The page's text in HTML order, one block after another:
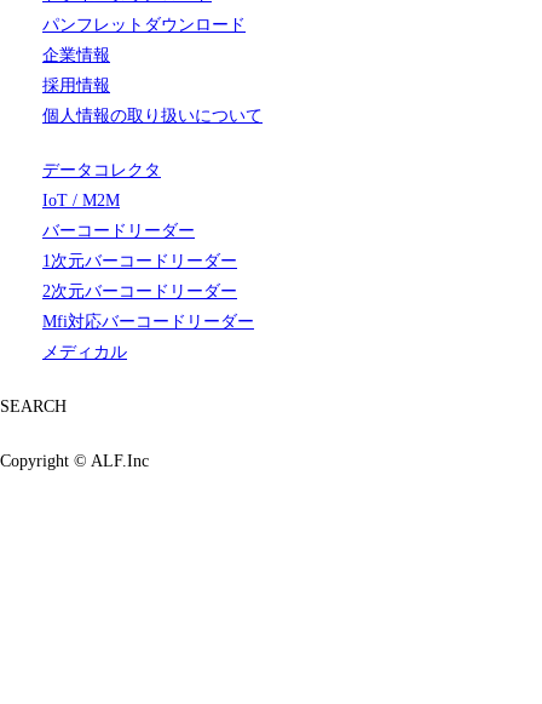
パンフレットダウンロード
企業情報
採用情報
個人情報の取り扱いについて
データコレクタ
IoT / M2M
バーコードリーダー
1次元バーコードリーダー
2次元バーコードリーダー
Mfi対応バーコードリーダー
メディカル
SEARCH
Copyright © ALF.Inc